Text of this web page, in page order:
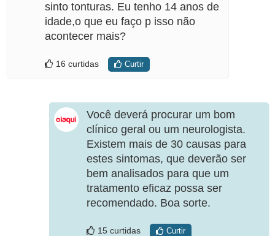
sinto tonturas. Eu tenho 14 anos de
idade,o que eu faço p isso não
acontecer mais?
16 curtidas Curtir
Você deverá procurar um bom
clínico geral ou um neurologista.
Existem mais de 30 causas para
estes sintomas, que deverão ser
bem analisados para que um
tratamento eficaz possa ser
recomendado. Boa sorte.
15 curtidas Curtir